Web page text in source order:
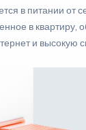
в питании от
в квартиру,
и высокую